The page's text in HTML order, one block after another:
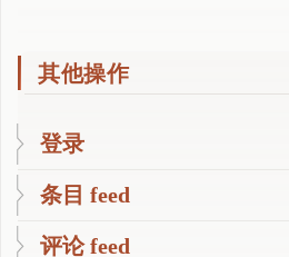
其他操作
登录
条目 feed
评论 feed